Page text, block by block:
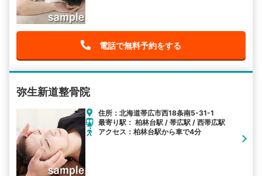
電話で無料予約をする
弥生新道整骨院
住所：北海道帯広市西18条南5-31-1
最寄り駅： 柏林台駅 / 帯広駅 / 西帯広駅
アクセス：柏林台駅から車で4分